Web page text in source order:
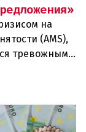
на
(AMS),
тревожными